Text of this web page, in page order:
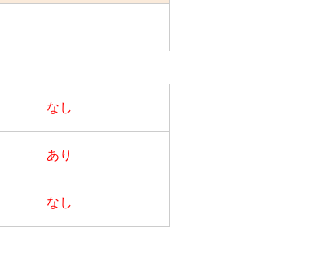
なし
あり
なし